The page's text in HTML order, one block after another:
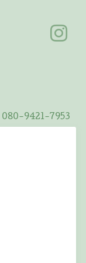
080-9421-7953